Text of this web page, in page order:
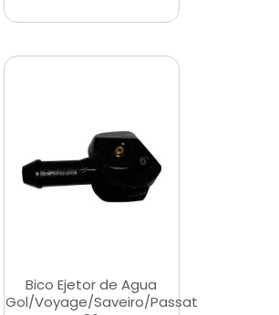
Bico Ejetor de Agua
Gol/Voyage/Saveiro/Passat